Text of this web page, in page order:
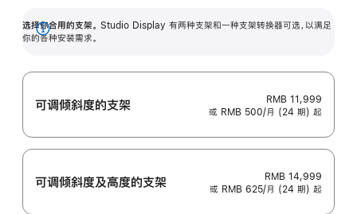
选择你合用的支架。 Studio Display 有两种支架和一种支架转换器可选，以满足
你的各种安装需求。
展
可调倾斜度的支架
RMB 11,999
或 RMB 500/月 (24 期) 起
可调倾斜度及高‍度的支‍架
RMB 14,999
或 RMB 625/月 (24 期) 起